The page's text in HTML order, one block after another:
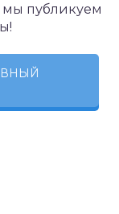
мы публикуем